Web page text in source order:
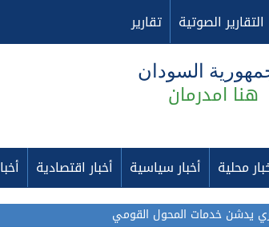
التقارير الصوتية تقارير
السودان
هنا امدرمان
محلية أخبار سياسية أخبار اقتصادية
يدشن خدمات المحول القومي